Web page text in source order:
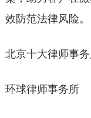
效防范法律风险。
北京十大律师事
环球律师事务所